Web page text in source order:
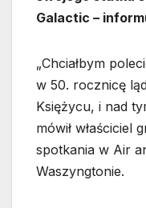
Galactic –
„Chciałbym
w 50. rocznicę
Księżycu, i nad
mówił właściciel
spotkania w Air
Waszyngtonie.